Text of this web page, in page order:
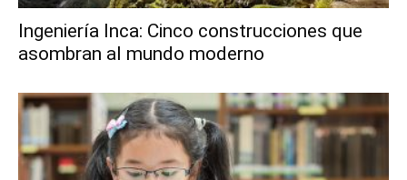
Ingeniería Inca: Cinco construcciones que
asombran al mundo moderno